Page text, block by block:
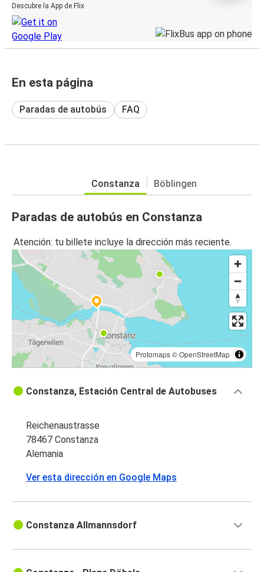
Descubre la App de Flix
En esta página
Paradas de autobús FAQ
Constanza Böblingen
Paradas de autobús en Constanza
Atención: tu billete incluye la dirección más reciente.
Protomaps©OpenStreetMap
Constanza, Estación Central de Autobuses
Reichenaustrasse
78467 Constanza
Alemania
Ver esta dirección en Google Maps
Constanza Allmannsdorf